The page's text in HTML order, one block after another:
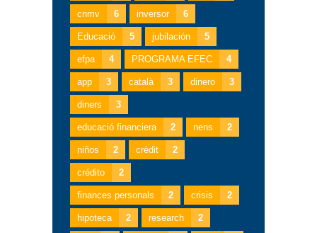
cnmv 6 inversor 6
Educació 5 jubilación 5
efpa 4 PROGRAMA EFEC 4
app 3 català 3 dinero 3
diners 3
educació financiera 2 nens 2
niños 2 crèdit 2
crédito 2
finances personals 2 crisis 2
hipoteca 2 research 2